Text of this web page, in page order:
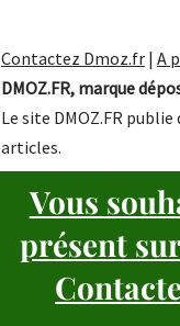
Contactez Dmoz.fr | A
DMOZ.FR, marque
Le site DMOZ.FR
articles.
Vous
présent